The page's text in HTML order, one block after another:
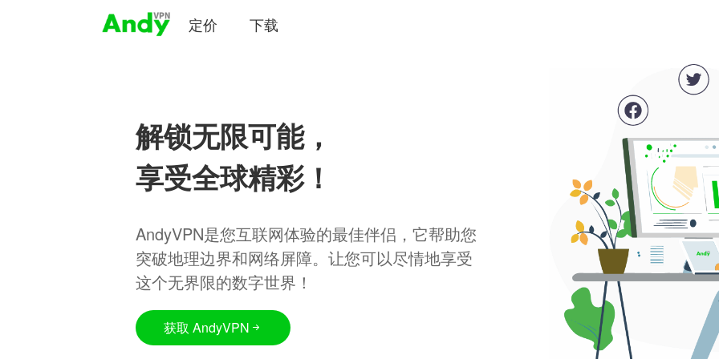
定价 下载
解锁无限可能，
享受全球精彩！
AndyVPN是您互联网体验的最佳伴侣，它帮助您
突破地理边界和网络屏障。让您可以尽情地享受
这个无界限的数字世界！
获取 AndyVPN